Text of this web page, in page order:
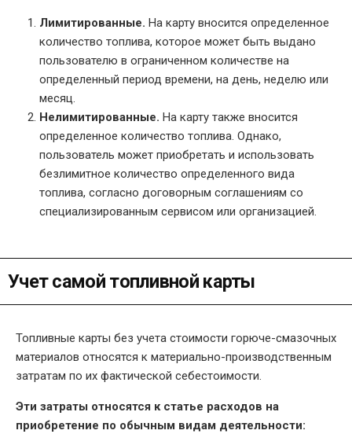
Лимитированные. На карту вносится определенное
количество топлива, которое может быть выдано
пользователю в ограниченном количестве на
определенный период времени, на день, неделю или
месяц.
Нелимитированные. На карту также вносится
определенное количество топлива. Однако,
пользователь может приобретать и использовать
безлимитное количество определенного вида
топлива, согласно договорным соглашениям со
специализированным сервисом или организацией.
Учет самой топливной карты
Топливные карты без учета стоимости горюче-смазочных
материалов относятся к материально-производственным
затратам по их фактической себестоимости.
Эти затраты относятся к статье расходов на
приобретение по обычным видам деятельности: